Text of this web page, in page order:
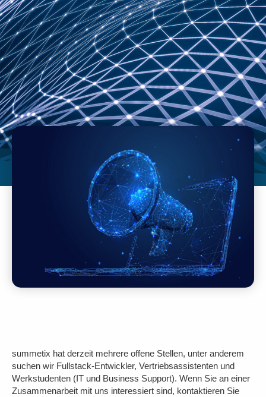
summetix hat derzeit mehrere offene Stellen, unter anderem
suchen wir Fullstack-Entwickler, Vertriebsassistenten und
Werkstudenten (IT und Business Support). Wenn Sie an einer
Zusammenarbeit mit uns interessiert sind, kontaktieren Sie